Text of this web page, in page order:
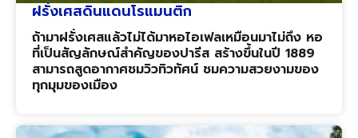
ฝรั่งเศสดินแดนโรแมนติก
ถ้ามาฝรั่งเศสแล้วไม่ได้มาหอไอเฟลเหมือนมาไม่ถึง หอ
ที่เป็นสัญลักษณ์สำคัญของปารีส สร้างขึ้นในปี 1889
สามารถสูดอากาศชมวิวทิวทัศน์ ชมความสวยงามของ
ทุกมุมของเมือง